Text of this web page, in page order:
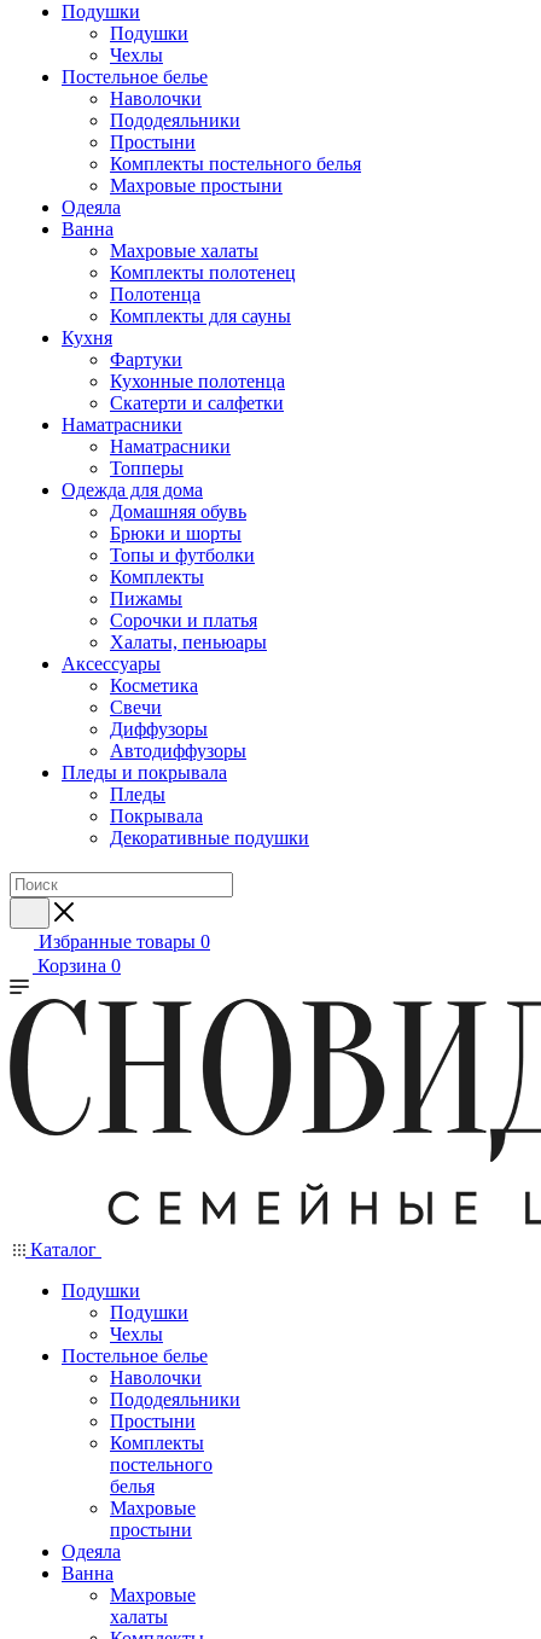
Подушки
Подушки
Чехлы
Постельное белье
Наволочки
Пододеяльники
Простыни
Комплекты постельного белья
Махровые простыни
Одеяла
Ванна
Махровые халаты
Комплекты полотенец
Полотенца
Комплекты для сауны
Кухня
Фартуки
Кухонные полотенца
Скатерти и салфетки
Наматрасники
Наматрасники
Топперы
Одежда для дома
Домашняя обувь
Брюки и шорты
Топы и футболки
Комплекты
Пижамы
Сорочки и платья
Халаты, пеньюары
Аксессуары
Косметика
Свечи
Диффузоры
Автодиффузоры
Пледы и покрывала
Пледы
Покрывала
Декоративные подушки
Избранные товары 0
Корзина 0
Каталог
Подушки
Подушки
Чехлы
Постельное белье
Наволочки
Пододеяльники
Простыни
Комплекты
постельного
белья
Махровые
простыни
Одеяла
Ванна
Махровые
халаты